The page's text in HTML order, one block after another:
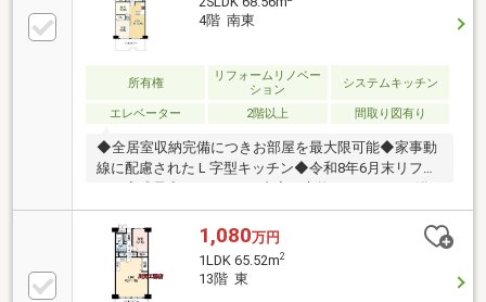
4階 南東
所有権
リフォームリノベー
ション
システムキッチン
エレベーター 2階以上 間取り図有り
◆全居室収納完備につきお部屋を最大限可能◆家事動
線に配慮されたＬ字型キッチン◆令和8年6月末リフォ
室、洗面、トイレ、給湯器 建具、カーテンレール・
エアコン2台設置・張替 全室フローリング、CF、網
戸・ハウスクリーニング■周辺環境・デイリーカナー
トポートタウン店まで約260ｍ・セブンイレブン南港
ポートタウン前店まで約400ｍ・大阪市立南港光小学
1,080万円
1LDK 65.52m2
13階 東